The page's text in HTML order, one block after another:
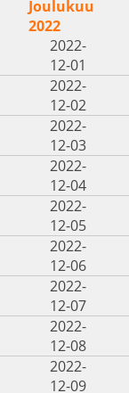
Joulukuu
2022
2022-
12-01
2022-
12-02
2022-
12-03
2022-
12-04
2022-
12-05
2022-
12-06
2022-
12-07
2022-
12-08
2022-
12-09